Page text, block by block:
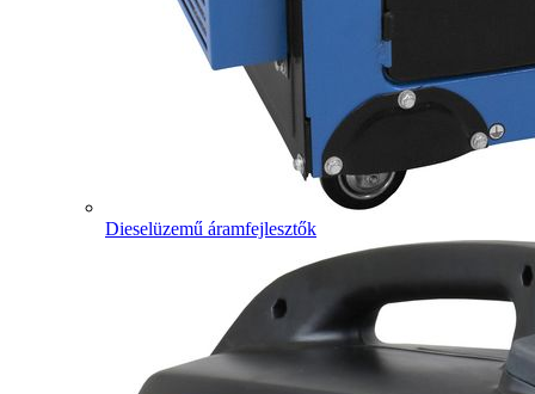
Dieselüzemű áramfejlesztők